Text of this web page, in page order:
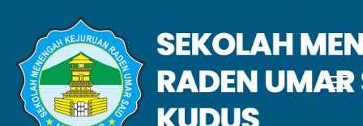
Juli 2024
Home2024Juli